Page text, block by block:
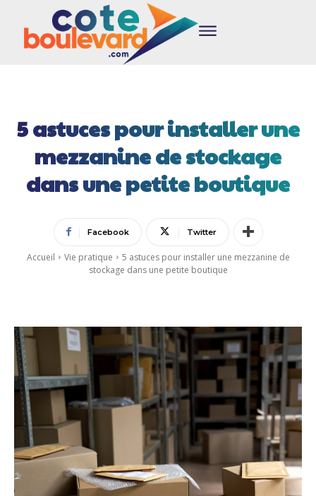
5 astuces pour installer une
mezzanine de stockage
dans une petite boutique
Facebook Twitter
Accueil Vie pratique
5 astuces pour installer une mezzanine de
stockage dans une petite boutique